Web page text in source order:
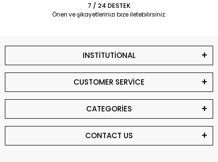
7 / 24 DESTEK
Öneri ve şikayetlerinizi bize iletebilirsiniz.
INSTİTUTİONAL
CUSTOMER SERVİCE
CATEGORİES
CONTACT US